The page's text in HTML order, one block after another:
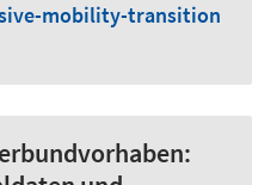
mobility-transition